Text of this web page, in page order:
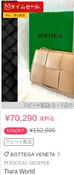
タイムセール
¥70,290送料込
53%OFF ¥152,000
スピード配送
BOTTEGA VENETA
PERSONAL SHOPPER
Tiara World